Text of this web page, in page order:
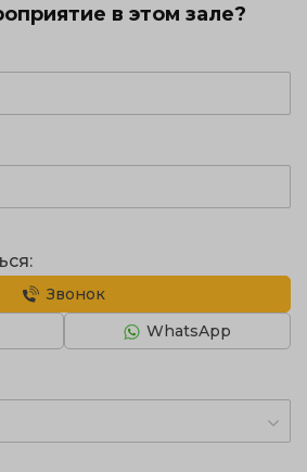
в этом зале?
Звонок
WhatsApp